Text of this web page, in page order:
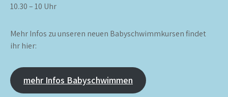
10.30 – 10 Uhr
Mehr Infos zu unseren neuen Babyschwimmkursen findet
ihr hier:
mehr Infos Babyschwimmen